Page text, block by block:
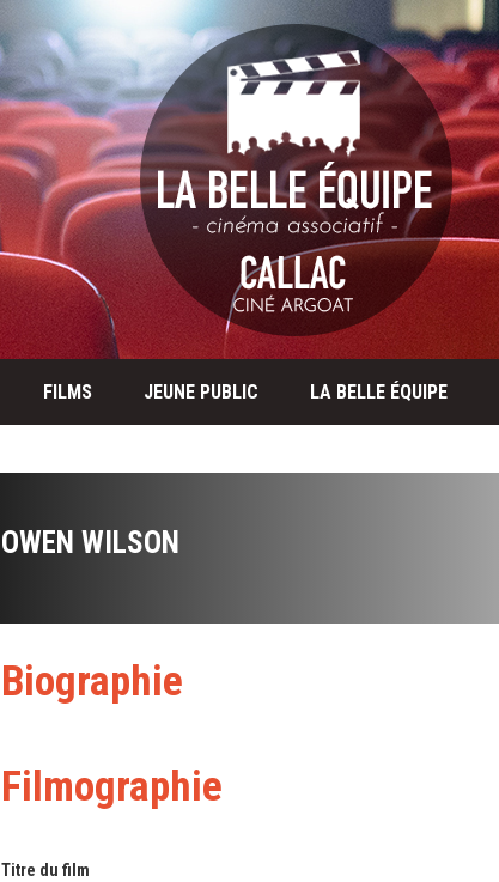
FILMS JEUNE PUBLIC LA BELLE ÉQUIPE
OWEN WILSON
Biographie
Filmographie
Titre du film